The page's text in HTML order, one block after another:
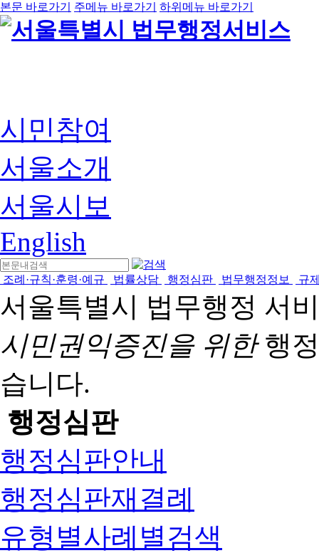
본문 바로가기 주메뉴 바로가기 하위메뉴 바로가기
시민참여
서울소개
서울시보
English
조례·규칙·훈령·예규 법률상담 행정심판 법무행정정보 규
서울특별시 법무행정 서
시민권익증진을 위한행
습니다.
행정심판
행정심판안내
행정심판재결례
유형별사례별검색